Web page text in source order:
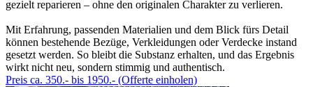
gezielt reparieren – ohne den originalen Charakter zu verlieren.
Mit Erfahrung, passenden Materialien und dem Blick fürs Detail
können bestehende Bezüge, Verkleidungen oder Verdecke instand
gesetzt werden. So bleibt die Substanz erhalten, und das Ergebnis
wirkt nicht neu, sondern stimmig und authentisch.
Preis ca. 350.- bis 1950.- (Offerte einholen)